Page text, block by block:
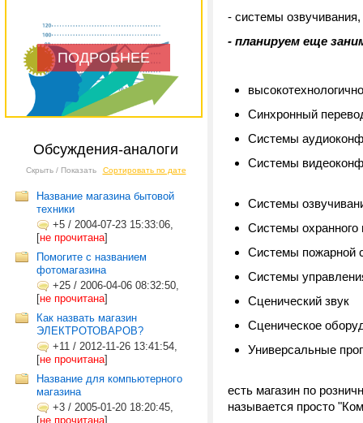
ПОДРОБНЕЕ
Обсуждения-аналоги
Скрыть / Показать Сортировать по дате
Название магазина бытовой
техники
+5 / 2004-07-23 15:33:06,
[не прочитана]
Помогите с названием
фотомагазина
+25 / 2006-04-06 08:32:50,
[не прочитана]
Как назвать магазин
ЭЛЕКТРОТОВАРОВ?
+11 / 2012-11-26 13:41:54,
[не прочитана]
Название для компьютерного
магазина
+3 / 2005-01-20 18:20:45,
[не прочитана]
- системы
- планируем еще
Синхронный
Системы
Системы
Системы
Системы
Системы пожарной
Системы
Сценический звук
Сценическое
Универсальные
есть магазин по
называется просто